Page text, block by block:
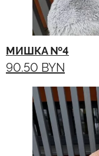
МИШКА №4
90.50 BYN